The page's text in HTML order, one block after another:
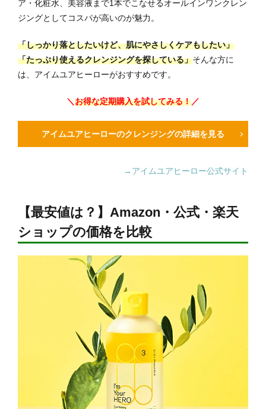
ア・化粧水、美容液まで1本でこなせるオールインワンクレン
ジングとしてコスパが高いのが魅力。
「しっかり落としたいけど、肌にやさしくケアもしたい」
「たっぷり使えるクレンジングを探している」そんな方に
は、アイムユアヒーローがおすすめです。
＼お得な定期購入を試してみる！／
アイムユアヒーローのクレンジングの詳細を見る
→アイムユアヒーロー公式サイト
【最安値は？】Amazon・公式・楽天
ショップの価格を比較